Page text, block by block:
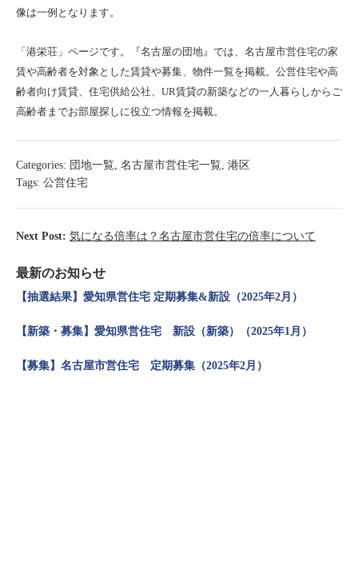
像は一例となります。
「港栄荘」ページです。『名古屋の団地』では、名古屋市営住宅の家
賃や高齢者を対象とした賃貸や募集、物件一覧を掲載。公営住宅や高
齢者向け賃貸、住宅供給公社、UR賃貸の新築などの一人暮らしからご
高齢者までお部屋探しに役立つ情報を掲載。
Categories: 団地一覧, 名古屋市営住宅一覧, 港区
Tags: 公営住宅
Next Post: 気になる倍率は？名古屋市営住宅の倍率について
最新のお知らせ
【抽選結果】愛知県営住宅 定期募集&新設（2025年2月）
【新築・募集】愛知県営住宅 新設（新築）（2025年1月）
【募集】名古屋市営住宅 定期募集（2025年2月）